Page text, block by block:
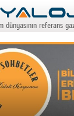
dünyasının referans